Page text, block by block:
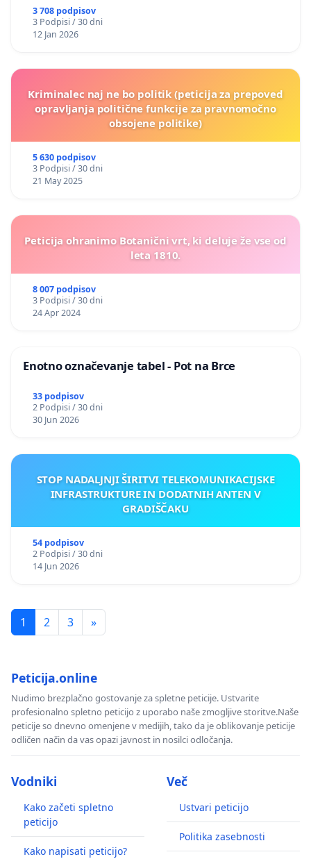
3 708 podpisov
3 Podpisi / 30 dni
12 Jan 2026
Kriminalec naj ne bo politik (peticija za prepoved
opravljanja politične funkcije za pravnomočno
obsojene politike)
5 630 podpisov
3 Podpisi / 30 dni
21 May 2025
Peticija ohranimo Botanični vrt, ki deluje že vse od
leta 1810.
8 007 podpisov
3 Podpisi / 30 dni
24 Apr 2024
Enotno označevanje tabel - Pot na Brce
33 podpisov
2 Podpisi / 30 dni
30 Jun 2026
STOP NADALJNJI ŠIRITVI TELEKOMUNIKACIJSKE
INFRASTRUKTURE IN DODATNIH ANTEN V
GRADIŠČAKU
54 podpisov
2 Podpisi / 30 dni
14 Jun 2026
1 2 3 »
Peticija.online
Nudimo brezplačno gostovanje za spletne peticije. Ustvarite
profesionalno spletno peticijo z uporabo naše zmogljive storitve.Naše
peticije so dnevno omenjene v medijih, tako da je oblikovanje peticije
odličen način da vas opazi javnost in nosilci odločanja.
Vodniki
Kako začeti spletno
peticijo
Kako napisati peticijo?
Več
Ustvari peticijo
Politika zasebnosti